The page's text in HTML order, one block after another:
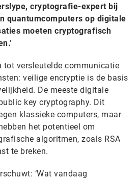
cryptografie-expert bij
quantumcomputers op digitale
moeten cryptografisch
tot versleutelde communicatie
veilige encryptie is de basis
De meeste digitale
key cryptography. Dit
klassieke computers, maar
het potentieel om
algoritmen, zoals RSA
te breken.
‘Wat vandaag